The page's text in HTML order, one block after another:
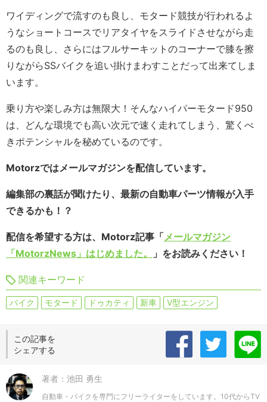
ワイディングで流すのも良し、モタード競技が行われるよ
うなショートコースでリアタイヤをスライドさせながら走
るのも良し、さらにはフルサーキットのコーナーで膝を擦
りながらSSバイクを追い掛けまわすことだって出来てしま
います。
乗り方や楽しみ方は無限大！そんなハイパーモタード950
は、どんな環境でも高い次元で速く走れてしまう、驚くべ
きポテンシャルを秘めているのです。
Motorzではメールマガジンを配信しています。
編集部の裏話が聞けたり、最新の自動車パーツ情報が入手
できるかも！？
配信を希望する方は、Motorz記事「メールマガジン
「MotorzNews」はじめました。
」をお読みください！
関連キーワード
バイク モタード ドゥカティ 新車 V型エンジン
この記事を
シェアする
著者：池田 勇生
自動車・バイクを専門にフリーライターをしています。10代からTV